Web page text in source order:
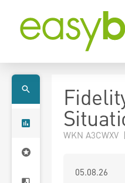
WKN
05.08.26